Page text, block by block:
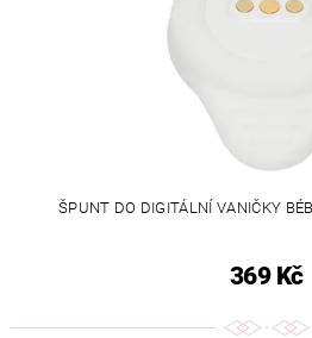
ŠPUNT DO DIGITÁLNÍ VANIČKY
369 Kč